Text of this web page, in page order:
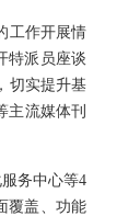
工作开展情
特派员座谈
切实提升基
主流媒体刊
务中心等4
覆盖、功能